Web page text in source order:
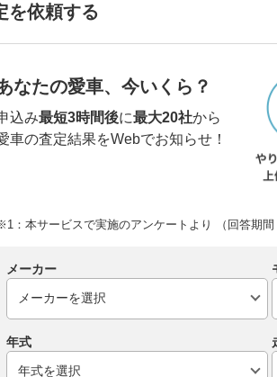
を依頼する
なたの愛車、今いくら？
込み最短3時間後に最大20社から
車の査定結果をWebでお知らせ！
：本サービスで実施のアンケートより （回答期間
メーカー
年式